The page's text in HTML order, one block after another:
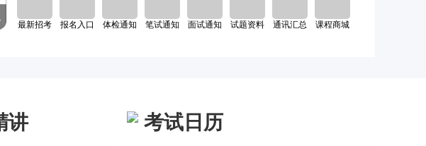
最新招考 报名入口 体检通知 笔试通知 面试通知 试题资料 通讯汇总 课程商城
讲 考试日历